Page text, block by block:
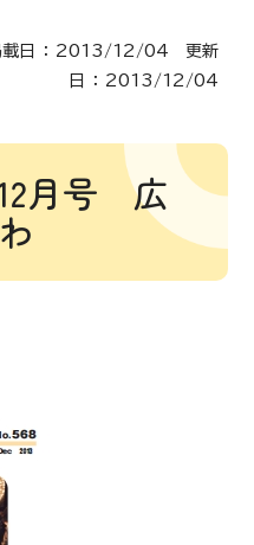
載日 ： 2013/12/04 更新
日 ： 2013/12/04
月号 広